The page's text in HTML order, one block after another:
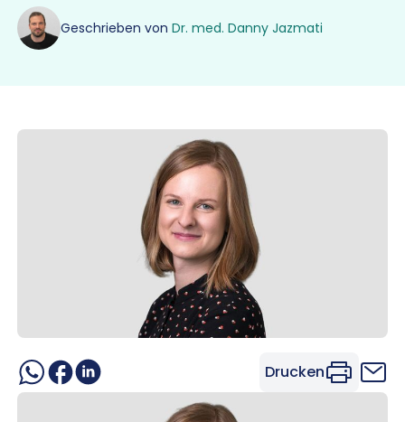
Geschrieben von Dr. med. Danny Jazmati
Drucken